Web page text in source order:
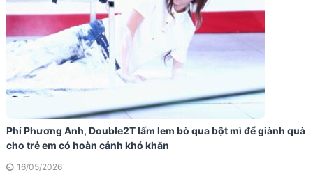
Phí Phương Anh, Double2T lấm lem bò qua bột mì để giành quà
cho trẻ em có hoàn cảnh khó khăn
16/05/2026